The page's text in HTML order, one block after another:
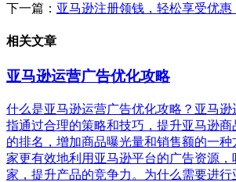
下一篇： 亚马逊注册领钱，轻松享受优惠
相关文章
亚马逊运营广告优化攻略
什么是亚马逊运营广告优化攻略？亚马
指通过合理的策略和技巧，提升亚马逊商
的排名，增加商品曝光量和销售额的一
家更有效地利用亚马逊平台的广告资源
家，提升产品的竞争力。为什么需要进